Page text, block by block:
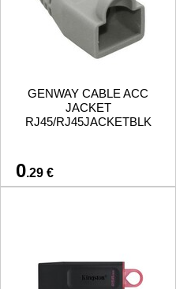
GENWAY CABLE ACC
JACKET
RJ45/RJ45JACKETBLK
0.29 €